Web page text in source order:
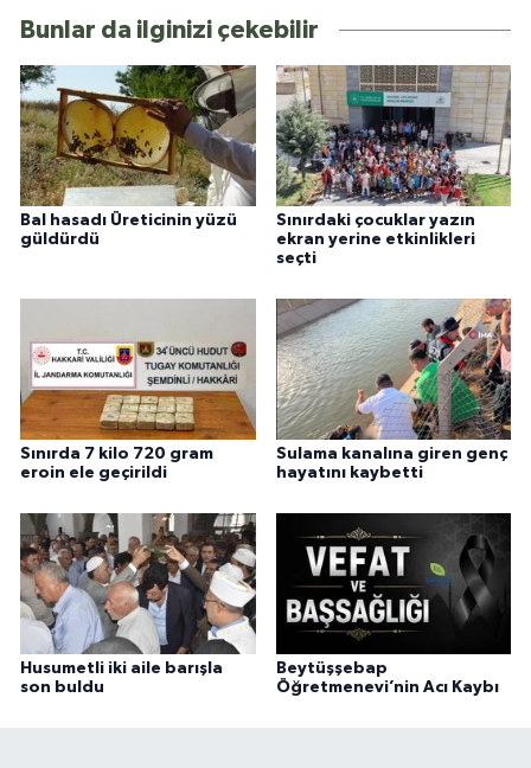
Bunlar da ilginizi çekebilir
Bal hasadı Üreticinin yüzü
güldürdü
Sınırdaki çocuklar yazın
ekran yerine etkinlikleri
seçti
Sınırda 7 kilo 720 gram
eroin ele geçirildi
Sulama kanalına giren genç
hayatını kaybetti
Husumetli iki aile barışla
son buldu
Beytüşşebap
Öğretmenevi’nin Acı Kaybı